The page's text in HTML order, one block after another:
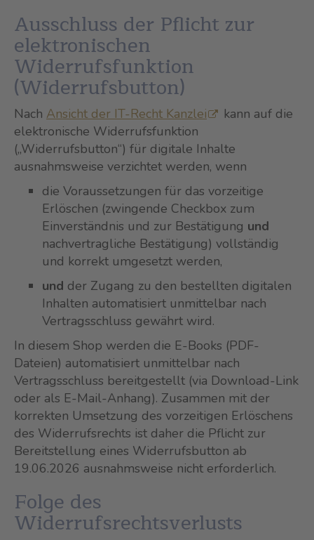
Ausschluss der Pflicht zur
elektronischen
Widerrufsfunktion
(Widerrufsbutton)
Nach Ansicht der IT-Recht Kanzlei
kann auf die
elektronische Widerrufsfunktion
(„Widerrufsbutton“) für digitale Inhalte
ausnahmsweise verzichtet werden, wenn
die Voraussetzungen für das vorzeitige
Erlöschen (zwingende Checkbox zum
Einverständnis und zur Bestätigung und
nachvertragliche Bestätigung) vollständig
und korrekt umgesetzt werden,
und der Zugang zu den bestellten digitalen
Inhalten automatisiert unmittelbar nach
Vertragsschluss gewährt wird.
In diesem Shop werden die E-Books (PDF-
Dateien) automatisiert unmittelbar nach
Vertragsschluss bereitgestellt (via Download-Link
oder als E-Mail-Anhang). Zusammen mit der
korrekten Umsetzung des vorzeitigen Erlöschens
des Widerrufsrechts ist daher die Pflicht zur
Bereitstellung eines Widerrufsbutton ab
19.06.2026 ausnahmsweise nicht erforderlich.
Folge des
Widerrufsrechtsverlusts